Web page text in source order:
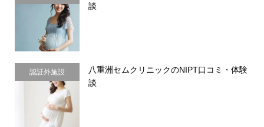
談
認証外施設
八重洲セムクリニックのNIPT口コミ・体験
談